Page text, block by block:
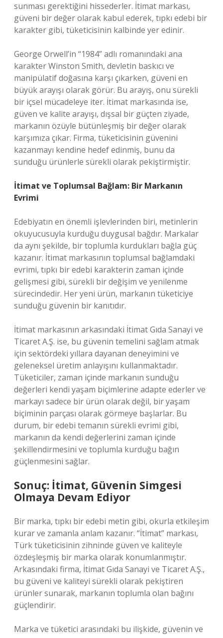
sunması gerektiğini hissederler. İtimat markası,
güveni bir değer olarak kabul ederek, tıpkı edebi bir
karakter gibi, tüketicisinin kalbinde yer edinir.
George Orwell’in “1984” adlı romanındaki ana
karakter Winston Smith, devletin baskıcı ve
manipülatif doğasına karşı çıkarken, güveni en
büyük arayışı olarak görür. Bu arayış, onu sürekli
bir içsel mücadeleye iter. İtimat markasında ise,
güven ve kalite arayışı, dışsal bir güçten ziyade,
markanın özüyle bütünleşmiş bir değer olarak
karşımıza çıkar. Firma, tüketicisinin güvenini
kazanmayı kendine hedef edinmiş, bunu da
sunduğu ürünlerle sürekli olarak pekiştirmiştir.
İtimat ve Toplumsal Bağlam: Bir Markanın
Evrimi
Edebiyatın en önemli işlevlerinden biri, metinlerin
okuyucusuyla kurduğu duygusal bağdır. Markalar
da aynı şekilde, bir toplumla kurdukları bağla güç
kazanır. İtimat markasının toplumsal bağlamdaki
evrimi, tıpkı bir edebi karakterin zaman içinde
gelişmesi gibi, sürekli bir değişim ve yenilenme
sürecindedir. Her yeni ürün, markanın tüketiciye
sunduğu güvenin bir kanıtıdır.
İtimat markasının arkasındaki İtimat Gıda Sanayi ve
Ticaret A.Ş. ise, bu güvenin temelini sağlam atmak
için sektördeki yıllara dayanan deneyimini ve
geleneksel üretim anlayışını kullanmaktadır.
Tüketiciler, zaman içinde markanın sunduğu
değerleri kendi yaşam biçimlerine adapte ederler ve
markayı sadece bir ürün olarak değil, bir yaşam
biçiminin parçası olarak görmeye başlarlar. Bu
durum, bir edebi temanın sürekli evrimi gibi,
markanın da kendi değerlerini zaman içinde
şekillendirmesini ve toplumla kurduğu bağın
güçlenmesini sağlar.
Sonuç: İtimat, Güvenin Simgesi
Olmaya Devam Ediyor
Bir marka, tıpkı bir edebi metin gibi, okurla etkileşim
kurar ve zamanla anlam kazanır. “İtimat” markası,
Türk tüketicisinin zihninde güven ve kaliteyle
özdeşleşmiş bir marka olarak konumlanmıştır.
Arkasındaki firma, İtimat Gıda Sanayi ve Ticaret A.Ş.,
bu güveni ve kaliteyi sürekli olarak pekiştiren
ürünler sunarak, markanın toplumla olan bağını
güçlendirir.
Marka ve tüketici arasındaki bu ilişkide, güvenin ve